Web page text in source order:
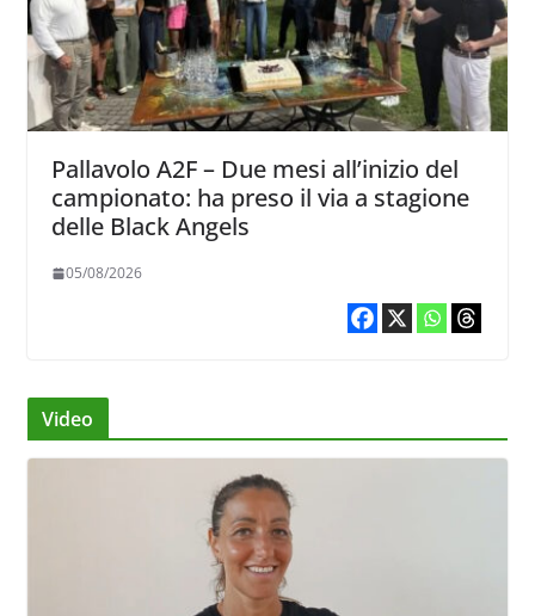
Pallavolo A2F – Due mesi all’inizio del
campionato: ha preso il via a stagione
delle Black Angels
05/08/2026
Video